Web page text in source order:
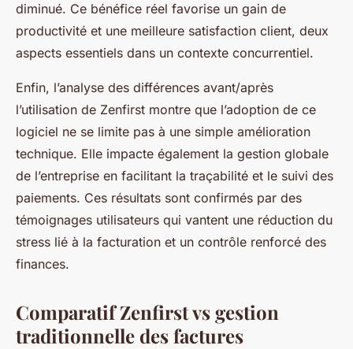
diminué. Ce bénéfice réel favorise un gain de
productivité et une meilleure satisfaction client, deux
aspects essentiels dans un contexte concurrentiel.
Enfin, l’analyse des différences avant/après
l’utilisation de Zenfirst montre que l’adoption de ce
logiciel ne se limite pas à une simple amélioration
technique. Elle impacte également la gestion globale
de l’entreprise en facilitant la traçabilité et le suivi des
paiements. Ces résultats sont confirmés par des
témoignages utilisateurs qui vantent une réduction du
stress lié à la facturation et un contrôle renforcé des
finances.
Comparatif Zenfirst vs gestion
traditionnelle des factures